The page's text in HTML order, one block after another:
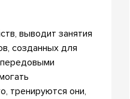
выводит занятия
созданных для
тренируются они,